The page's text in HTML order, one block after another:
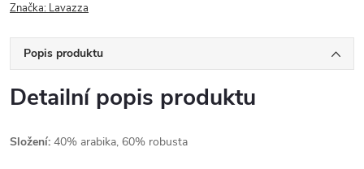
Značka: Lavazza
Popis produktu
Detailní popis produktu
Složení: 40% arabika, 60% robusta